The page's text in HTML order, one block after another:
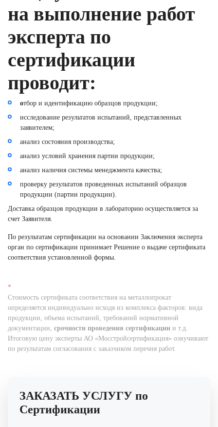
на выполнение работ
эксперта по
сертификации
проводит:
отбор и идентификацию образцов продукции;
исследование результатов испытаний, представленных
заявителем;
анализ состояния производства;
анализ условий хранения партии продукции;
анализ наличия системы менеджмента качества;
проверку результатов проведенных испытаний образцов
продукции (партии продукции).
Доставка образцов продукции в лабораторию осуществляется за
счет Заявителя.
По результатам сертификации на основании Заключения эксперта
орган по сертификации принимает Решение о выдаче сертификата
соответствия установленной формы.
*
Стоимость сертификата соответствия на металлопрокат
определяется индивидуально исходя из комплекса факторов: вида
продукции, объема испытаний, требований нормативной
документации, срочности проведения сертификации и т.д.
Итоговую цену эксперты АО «Мосстройсертификация» озвучивают
по результатам согласования с заказчиком перечня работ.
ЗАКАЗАТЬ УСЛУГУ по
Сертификации